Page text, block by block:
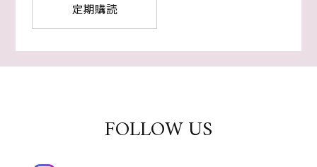
定期購読
FOLLOW US